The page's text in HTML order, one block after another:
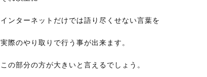
インターネットだけでは語り尽くせない言葉を
実際のやり取りで行う事が出来ます。
この部分の方が大きいと言えるでしょう。